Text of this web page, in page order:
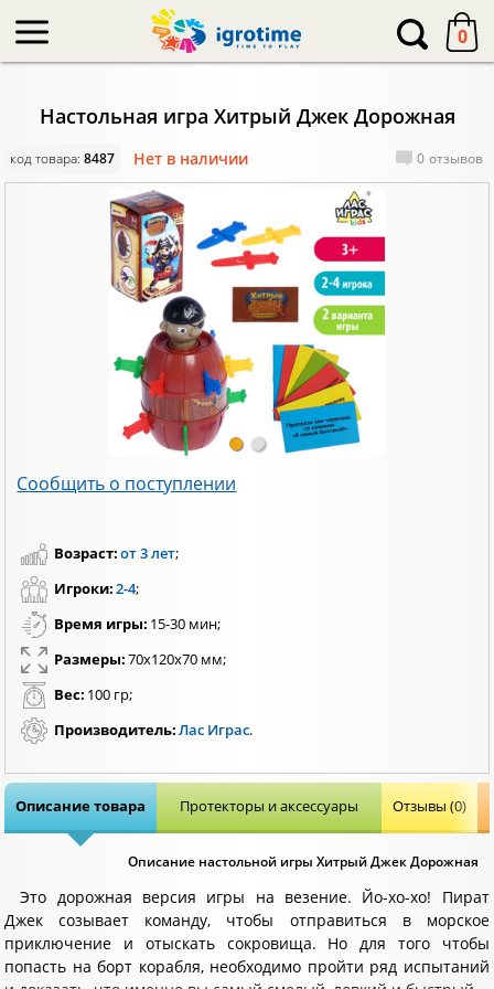
0
Настольная игра Хитрый Джек Дорожная
код товара:8487 Нет в наличии 0 отзывов
Сообщить о поступлении
Возраст:от 3 лет;
Игроки:2-4;
Время игры: 15-30 мин;
Размеры:70х120х70 мм;
Вес: 100 гр;
Производитель:Лас Играс.
Описание товара Протекторы и аксессуары Отзывы (0)
Описание настольной игры Хитрый Джек Дорожная
Это дорожная версия игры на везение. Йо-хо-хо! Пират
Джек созывает команду, чтобы отправиться в морское
приключение и отыскать сокровища. Но для того чтобы
попасть на борт корабля, необходимо пройти ряд испытаний